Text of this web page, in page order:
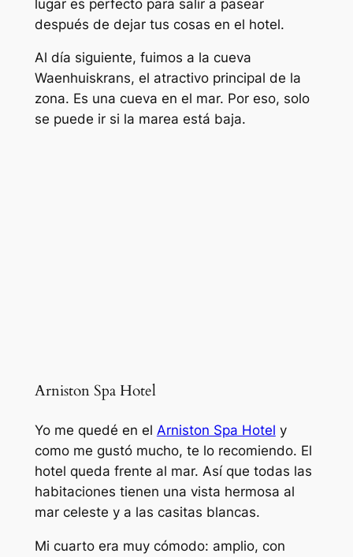
lugar es perfecto para salir a pasear
después de dejar tus cosas en el hotel.
Al día siguiente, fuimos a la cueva
Waenhuiskrans, el atractivo principal de la
zona. Es una cueva en el mar. Por eso, solo
se puede ir si la marea está baja.
Arniston Spa Hotel
Yo me quedé en el Arniston Spa Hotel y
como me gustó mucho, te lo recomiendo. El
hotel queda frente al mar. Así que todas las
habitaciones tienen una vista hermosa al
mar celeste y a las casitas blancas.
Mi cuarto era muy cómodo: amplio, con